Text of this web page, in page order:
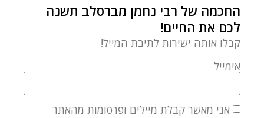
החכמה של רבי נחמן מברסלב תשנה
לכם את החיים!
קבלו אותה ישירות לתיבת המייל!
אימייל
אני מאשר קבלת מיילים ופרסומות מהאתר